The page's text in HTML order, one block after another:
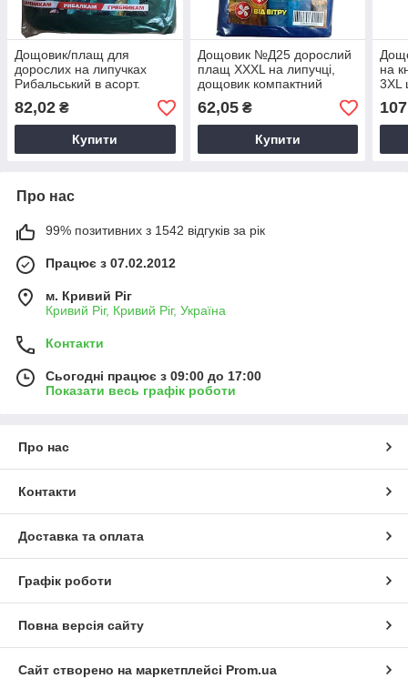
Дощовик/плащ для
дорослих на липучках
Рибальський в асорт.
82,02 ₴
Купити
Дощовик №Д25 дорослий
плащ XXXL на липучці,
дощовик компактний
62,05₴
Купити
на
3XL
Про нас
99% позитивних з 1542 відгуків за рік
Працює з 07.02.2012
м. Кривий Ріг
Кривий Ріг, Кривий Ріг, Україна
Контакти
Сьогодні працює з 09:00 до 17:00
Показати весь графік роботи
Про нас
Контакти
Доставка та оплата
Графік роботи
Повна версія сайту
Сайт створено на маркетплейсі Prom.ua